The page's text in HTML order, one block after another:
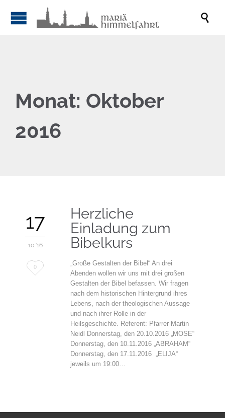

Monat: Oktober
2016
17
10 '16
Love
0
Herzliche
Einladung zum
Bibelkurs
„Große Gestalten der Bibel“ An drei
Abenden wollen wir uns mit drei großen
Gestalten der Bibel befassen. Wir fragen
nach dem historischen Hintergrund ihres
Lebens, nach der theologischen Aussage
und nach ihrer Rolle in der
Heilsgeschichte. Referent: Pfarrer Martin
Neidl Donnerstag, den 20.10.2016 „MOSE“
Donnerstag, den 10.11.2016 „ABRAHAM“
Donnerstag, den 17.11.2016 „ELIJA“
jeweils um 19:00…